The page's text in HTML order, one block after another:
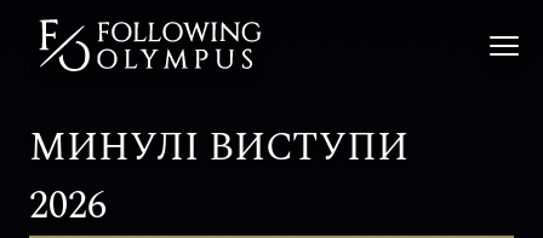
МИНУЛІ ВИСТУПИ
2026